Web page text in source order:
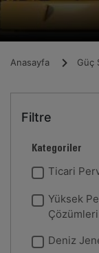
Anasayfa Güç
Filtre
Kategoriler
Ticari
Yüksek
Çözümleri
Deniz